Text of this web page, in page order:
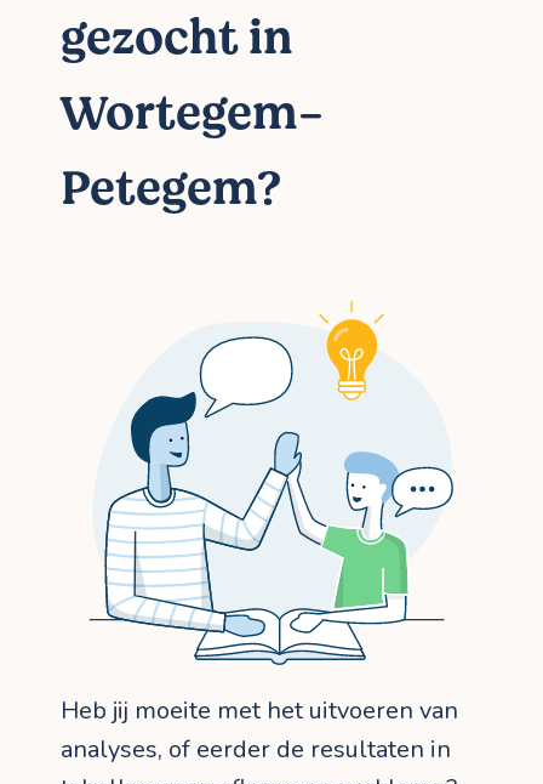
gezocht in
Wortegem-
Petegem?
Heb jij moeite met het uitvoeren van
analyses, of eerder de resultaten in